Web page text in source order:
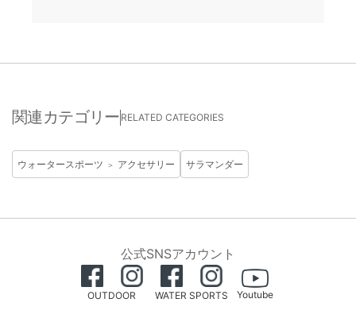
関連カテゴリー RELATED CATEGORIES
ウォータースポーツ ＞ アクセサリー サラマンダー
公式SNSアカウント
OUTDOOR WATER SPORTS Youtube